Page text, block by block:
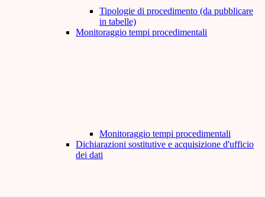
Tipologie di procedimento (da pubblicare
in tabelle)
Monitoraggio tempi procedimentali
Monitoraggio tempi procedimentali
Dichiarazioni sostitutive e acquisizione d'ufficio
dei dati